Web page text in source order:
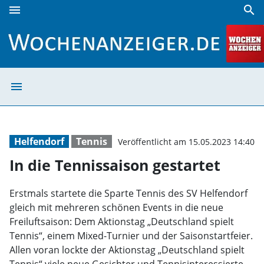
menu search
menu
Helfendorf Tennis Veröffentlicht am 15.05.2023 14:40
In die Tennissaison gestartet
Erstmals startete die Sparte Tennis des SV Helfendorf
gleich mit mehreren schönen Events in die neue
Freiluftsaison: Dem Aktionstag „Deutschland spielt
Tennis“, einem Mixed-Turnier und der Saisonstartfeier.
Allen voran lockte der Aktionstag „Deutschland spielt